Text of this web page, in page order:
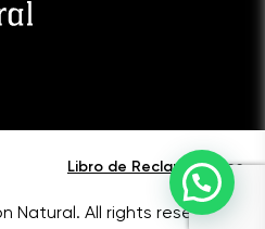
Natural. All rights reserved.
Libro de Reclamaciones